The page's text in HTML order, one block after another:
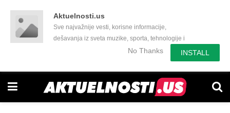
Aktuelnosti.us
Sve najvažnije vesti, korisne informacije,
dešavanja iz sveta muzike, sporta, tehnologije i
još mnogo toga zanimljivog.No Thanks INSTALL